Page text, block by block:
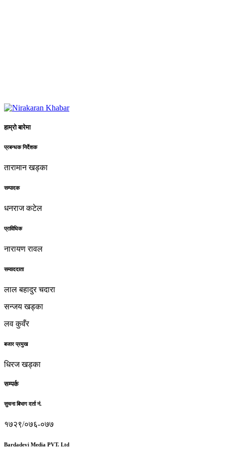
हाम्रो बारेमा
प्रबन्धक निर्देशक
तारामान खड्का
सम्पादक
धनराज कटेल
प्राविधिक
नारायण रावल
सम्वाददाता
लाल बहादुर चदारा
सन्जय खड्का
लव कुवँर
बजार प्रमुख
धिरज खड्का
सम्पर्क
सुचना बिभाग दर्ता नं.
१७२९/०७६-०७७
Bardadevi Media PVT. Ltd